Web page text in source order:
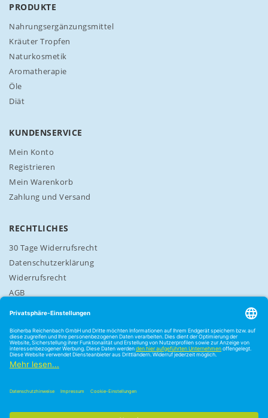
e
w
s
e
t
t
e
n
PRODUKTE
Nahrungsergänzungsmittel
Kräuter Tropfen
Naturkosmetik
Aromatherapie
Öle
Diät
KUNDENSERVICE
Mein Konto
Registrieren
Mein Warenkorb
Zahlung und Versand
RECHTLICHES
30 Tage Widerrufsrecht
Datenschutzerklärung
Widerrufsrecht
AGB